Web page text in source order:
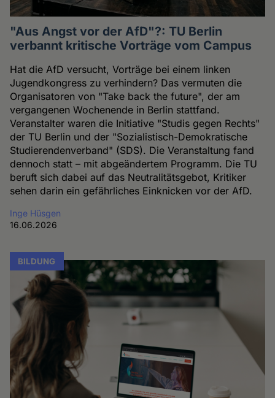
"Aus Angst vor der AfD"?: TU Berlin
verbannt kritische Vorträge vom Campus
Hat die AfD versucht, Vorträge bei einem linken
Jugendkongress zu verhindern? Das vermuten die
Organisatoren von "Take back the future", der am
vergangenen Wochenende in Berlin stattfand.
Veranstalter waren die Initiative "Studis gegen Rechts"
der TU Berlin und der "Sozialistisch-Demokratische
Studierendenverband" (SDS). Die Veranstaltung fand
dennoch statt – mit abgeändertem Programm. Die TU
beruft sich dabei auf das Neutralitätsgebot, Kritiker
sehen darin ein gefährliches Einknicken vor der AfD.
Inge Hüsgen
16.06.2026
BILDUNG